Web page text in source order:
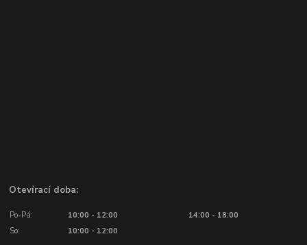
Otevírací doba:
Po-Pá: 10:00 - 12:00
14:00 - 18:00
So:
10:00 - 12:00